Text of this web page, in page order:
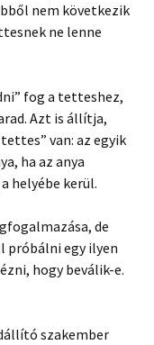
nem következik
ne lenne
fog a tetteshez,
Azt is állítja,
van: az egyik
ha az anya
helyébe kerül.
de
próbálni egy ilyen
hogy beválik-e.
szakember